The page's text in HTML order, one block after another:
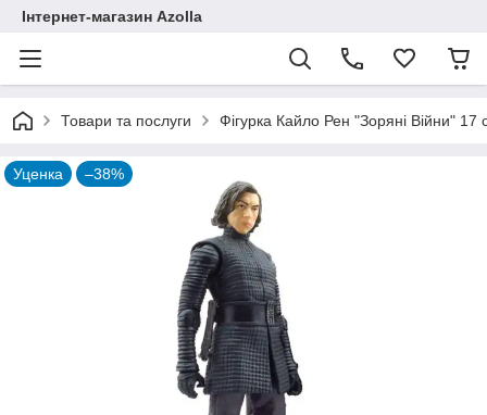
Інтернет-магазин Azolla
Товари та послуги Фігурка Кайло Рен "Зоряні Війни"
Уценка –38%